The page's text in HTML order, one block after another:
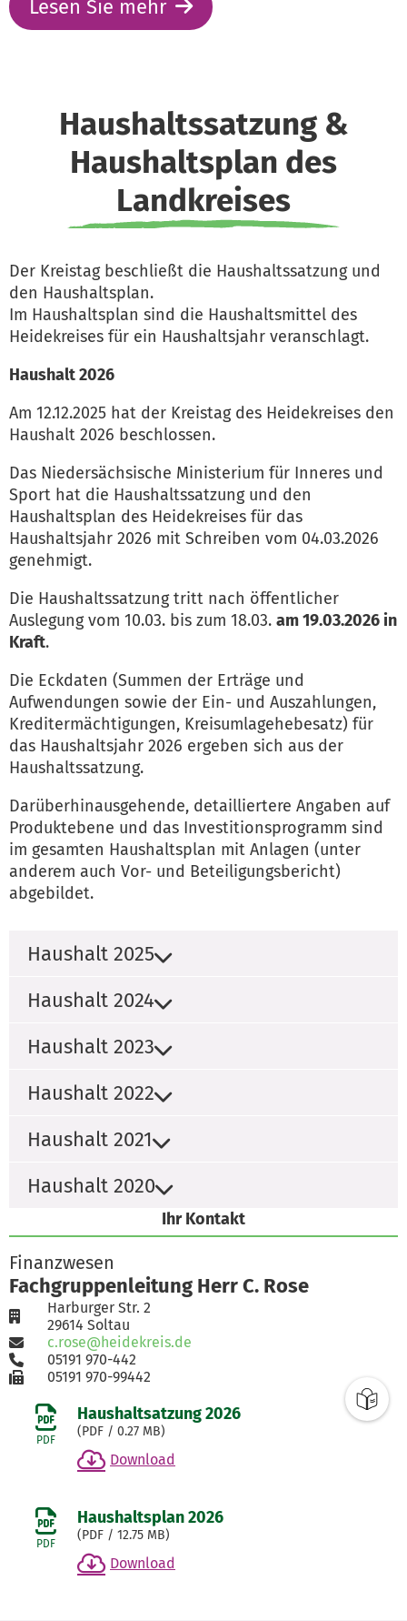
Lesen Sie mehr
Haushaltssatzung &
Haushaltsplan des
Landkreises
Der Kreistag beschließt die Haushaltssatzung und
den Haushaltsplan.
Im Haushaltsplan sind die Haushaltsmittel des
Heidekreises für ein Haushaltsjahr veranschlagt.
Haushalt 2026
Am 12.12.2025 hat der Kreistag des Heidekreises den
Haushalt 2026 beschlossen.
Das Niedersächsische Ministerium für Inneres und
Sport hat die Haushaltssatzung und den
Haushaltsplan des Heidekreises für das
Haushaltsjahr 2026 mit Schreiben vom 04.03.2026
genehmigt.
Die Haushaltssatzung tritt nach öffentlicher
Auslegung vom 10.03. bis zum 18.03. am 19.03.2026 in
Kraft.
Die Eckdaten (Summen der Erträge und
Aufwendungen sowie der Ein- und Auszahlungen,
Kreditermächtigungen, Kreisumlagehebesatz) für
das Haushaltsjahr 2026 ergeben sich aus der
Haushaltssatzung.
Darüberhinausgehende, detailliertere Angaben auf
Produktebene und das Investitionsprogramm sind
im gesamten Haushaltsplan mit Anlagen (unter
anderem auch Vor- und Beteiligungsbericht)
abgebildet.
Haushalt 2025
Haushalt 2024
Haushalt 2023
Haushalt 2022
Haushalt 2021
Haushalt 2020
Ihr Kontakt
Finanzwesen
Fachgruppenleitung Herr C. Rose
Harburger Str. 2
29614 Soltau
c.rose@heidekreis.de
05191 970-442
05191 970-99442
PDF
Haushaltsatzung 2026
(PDF / 0.27 MB)
Download
PDF
Haushaltsplan 2026
(PDF / 12.75 MB)
Download